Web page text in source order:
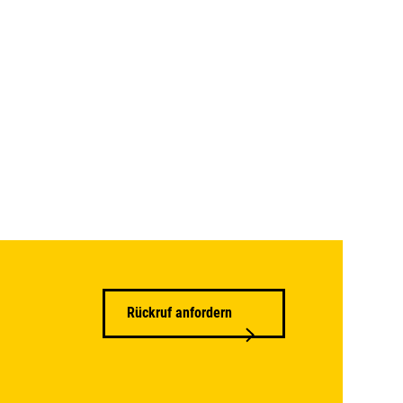
Rückruf anfordern